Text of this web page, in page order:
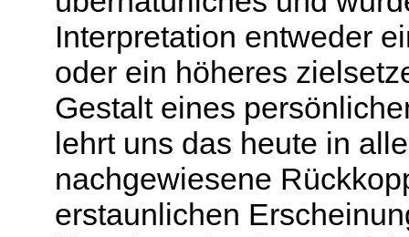
Interpretation entweder
oder ein höheres
Gestalt eines
lehrt uns das heute in
nachgewiesene
erstaunlichen